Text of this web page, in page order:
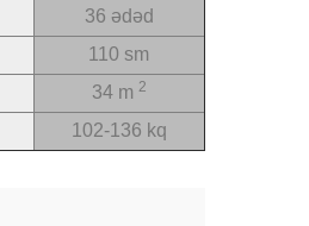
36 ədəd
110 sm
34 m 2
102-136 kq